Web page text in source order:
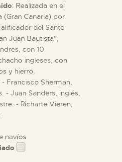
: Realizada en el
(Gran Canaria) por
del Santo
Juan Bautista",
con 10
ingleses, con
y hierro.
Francisco Sherman,
- Juan Sanders, inglés,
- Richarte Vieren,
navíos